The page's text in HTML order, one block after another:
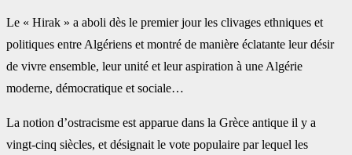
Le « Hirak » a aboli dès le premier jour les clivages ethniques et
politiques entre Algériens et ‎montré de manière éclatante leur désir
de vivre ensemble, leur unité et leur aspiration à une ‎Algérie
moderne, démocratique et sociale…
La notion d’ostracisme est apparue dans la Grèce antique il y a
vingt-cinq siècles, et désignait le ‎vote populaire par lequel les